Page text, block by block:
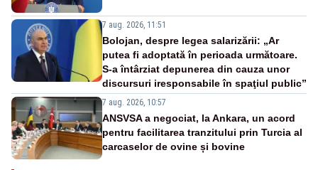
7 aug. 2026, 11:51
Bolojan, despre legea salarizării: „Ar
putea fi adoptată în perioada următoare.
S-a întârziat depunerea din cauza unor
discursuri iresponsabile în spaţiul public”
7 aug. 2026, 10:57
ANSVSA a negociat, la Ankara, un acord
pentru facilitarea tranzitului prin Turcia al
carcaselor de ovine și bovine